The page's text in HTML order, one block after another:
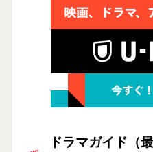
ドラマガイド（